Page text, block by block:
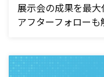
展示会の成果を最
アフターフォローも